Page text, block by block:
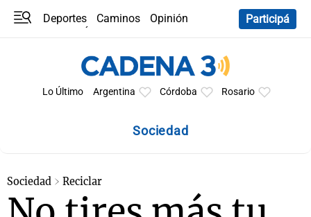
Deportes Caminos
Opinión
Participá
Lo Último Argentina Córdoba Rosario
Sociedad
Sociedad Reciclar